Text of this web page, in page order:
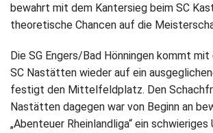
bewahrt mit dem Kantersieg beim SC
theoretische Chancen auf die
Die SG Engers/Bad Hönningen kommt
SC Nastätten wieder auf ein
festigt den Mittelfeldplatz. Den
Nastätten dagegen war von Beginn an
„Abenteuer Rheinlandliga“ ein